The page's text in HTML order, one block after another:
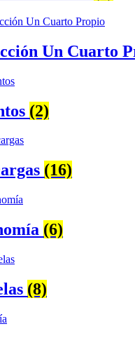
Un Cuarto
(2)
(16)
(6)
(8)